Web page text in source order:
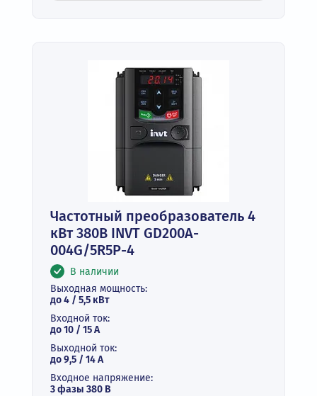
Частотный преобразователь 4
кВт 380В INVT GD200A-
004G/5R5P-4
В наличии
Выходная мощность:
до 4 / 5,5 кВт
Входной ток:
до 10 / 15 А
Выходной ток:
до 9,5 / 14 А
Входное напряжение:
3 фазы 380 В